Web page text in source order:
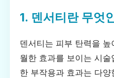
1. 덴서티란 무엇
덴서티는 피부 탄력을
월한 효과를 보이는 시
한 부작용과 효과는 다